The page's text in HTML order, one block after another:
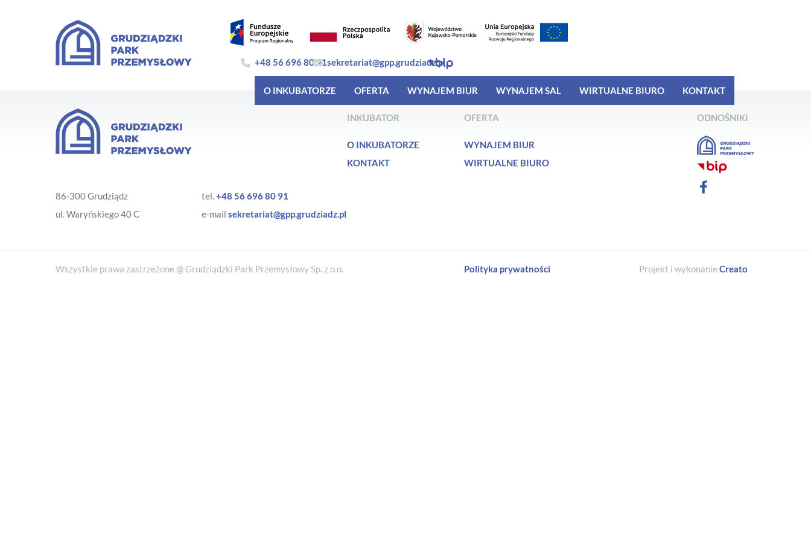
+48 56 696 80 91sekretariat@gpp.grudziadz.pl
O INKUBATORZE OFERTA WYNAJEM BIUR WYNAJEM SAL WIRTUALNE BIURO KONTAKT
86-300 Grudziądz
ul. Waryńskiego 40 C
tel.+48 56 696 80 91
e-mail sekretariat@gpp.grudziadz.pl
INKUBATOR
O INKUBATORZE
KONTAKT
OFERTA
WYNAJEM BIUR
WIRTUALNE BIURO
ODNOŚNIKI
Wszystkie prawa zastrzeżone @ Grudziądzki Park Przemysłowy Sp. z o.o. Polityka prywatności Projekt i wykonanie Creato